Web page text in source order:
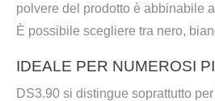
polvere del prodotto è abbinabile
È possibile scegliere tra nero,
IDEALE PER NUMEROSI
DS3.90 si distingue soprattutto